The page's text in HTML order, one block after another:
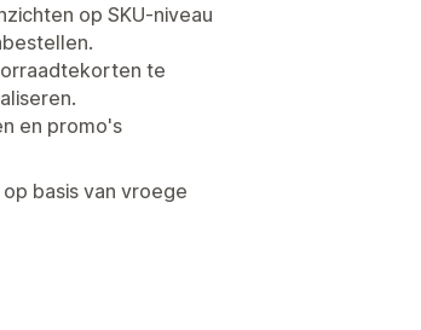
op SKU-niveau
te
en promo's
basis van vroege